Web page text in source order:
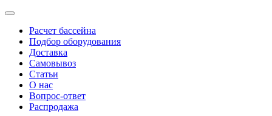
Расчет бассейна
Подбор оборудования
Доставка
Самовывоз
Статьи
О нас
Вопрос-ответ
Распродажа